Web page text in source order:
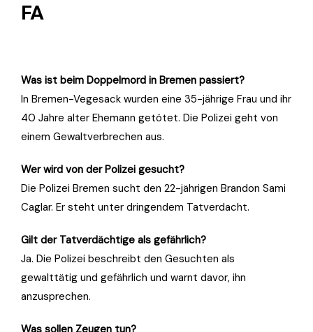
FA
Was ist beim Doppelmord in Bremen passiert?
In Bremen-Vegesack wurden eine 35-jährige Frau und ihr
40 Jahre alter Ehemann getötet. Die Polizei geht von
einem Gewaltverbrechen aus.
Wer wird von der Polizei gesucht?
Die Polizei Bremen sucht den 22-jährigen Brandon Sami
Caglar. Er steht unter dringendem Tatverdacht.
Gilt der Tatverdächtige als gefährlich?
Ja. Die Polizei beschreibt den Gesuchten als
gewalttätig und gefährlich und warnt davor, ihn
anzusprechen.
Was sollen Zeugen tun?